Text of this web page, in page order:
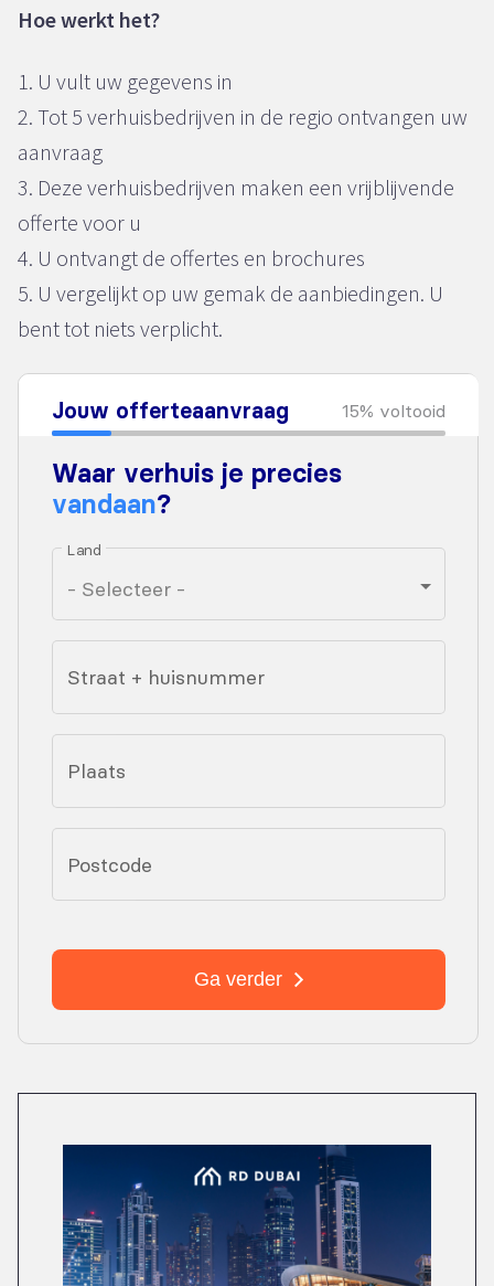
Hoe werkt het?
1. U vult uw gegevens in
2. Tot 5 verhuisbedrijven in de regio ontvangen uw
aanvraag
3. Deze verhuisbedrijven maken een vrijblijvende
offerte voor u
4. U ontvangt de offertes en brochures
5. U vergelijkt op uw gemak de aanbiedingen. U
bent tot niets verplicht.